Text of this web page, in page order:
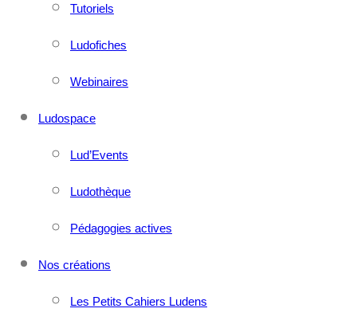
Tutoriels
Ludofiches
Webinaires
Ludospace
Lud’Events
Ludothèque
Pédagogies actives
Nos créations
Les Petits Cahiers Ludens